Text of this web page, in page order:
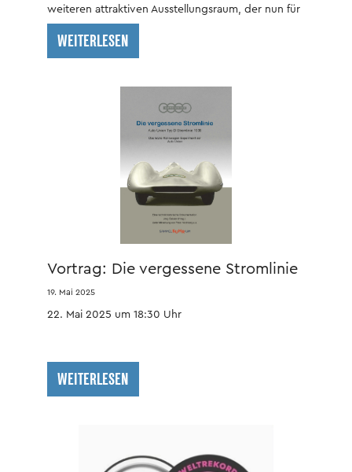
weiteren attraktiven Ausstellungsraum, der nun für
die Öffentlichkeit zugänglich ist.
WEITERLESEN
Vortrag: Die vergessene Stromlinie
19. Mai 2025
22. Mai 2025 um 18:30 Uhr
WEITERLESEN